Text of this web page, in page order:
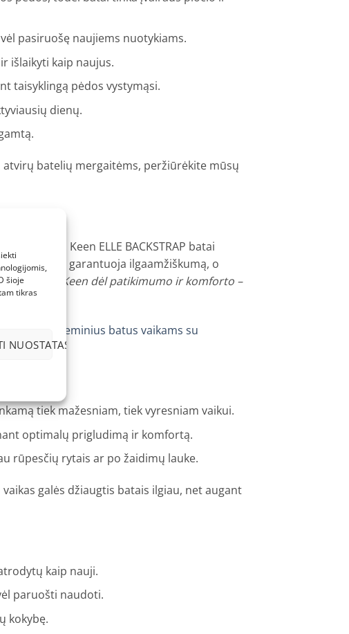
šioje
tikras
NUOSTATAS
pasiruošę naujiems nuotykiams.
išlaikyti kaip naujus.
taisyklingą pėdos vystymąsi.
dienų.
atvirų batelių mergaitėms, peržiūrėkite mūsų
kokybės. Keen ELLE BACKSTRAP batai
guma garantuoja ilgaamžiškumą, o
renkasi Keen dėl patikimumo ir komforto –
žieminius batus vaikams su
tiek mažesniam, tiek vyresniam vaikui.
optimalų prigludimą ir komfortą.
rūpesčių rytais ar po žaidimų lauke.
galės džiaugtis batais ilgiau, net augant
kaip nauji.
paruošti naudoti.
kokybę.